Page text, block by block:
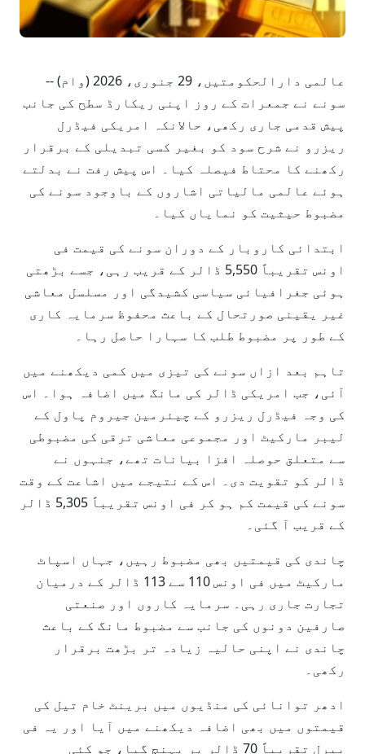
عالمی دارالحکومتیں، 29 جنوری، 2026 (وام) --
سونے نے جمعرات کے روز اپنی ریکارڈ سطح کی جانب
پیش قدمی جاری رکھی، حالانکہ امریکی فیڈرل
ریزرو نے شرح سود کو بغیر کسی تبدیلی کے برقرار
رکھنے کا محتاط فیصلہ کیا۔ اس پیش رفت نے بدلتے
ہوئے عالمی مالیاتی اشاروں کے باوجود سونے کی
مضبوط حیثیت کو نمایاں کیا۔
ابتدائی کاروبار کے دوران سونے کی قیمت فی
اونس تقریباً 5,550 ڈالر کے قریب رہی، جسے بڑھتی
ہوئی جغرافیائی سیاسی کشیدگی اور مسلسل معاشی
غیر یقینی صورتحال کے باعث محفوظ سرمایہ کاری
کے طور پر مضبوط طلب کا سہارا حاصل رہا۔
تاہم بعد ازاں سونے کی تیزی میں کمی دیکھنے میں
آئی، جب امریکی ڈالر کی مانگ میں اضافہ ہوا۔ اس
کی وجہ فیڈرل ریزرو کے چیئرمین جیروم پاول کے
لیبر مارکیٹ اور مجموعی معاشی ترقی کی مضبوطی
سے متعلق حوصلہ افزا بیانات تھے، جنہوں نے
ڈالر کو تقویت دی۔ اس کے نتیجے میں اشاعت کے وقت
سونے کی قیمت کم ہو کر فی اونس تقریباً 5,305 ڈالر
کے قریب آ گئی۔
چاندی کی قیمتیں بھی مضبوط رہیں، جہاں اسپاٹ
مارکیٹ میں فی اونس 110 سے 113 ڈالر کے درمیان
تجارت جاری رہی۔ سرمایہ کاروں اور صنعتی
صارفین دونوں کی جانب سے مضبوط مانگ کے باعث
چاندی نے اپنی حالیہ زیادہ تر بڑھت برقرار
رکھی۔
ادھر توانائی کی منڈیوں میں برینٹ خام تیل کی
قیمتوں میں بھی اضافہ دیکھنے میں آیا اور یہ فی
بیرل تقریباً 70 ڈالر پر پہنچ گیا، جو کئی